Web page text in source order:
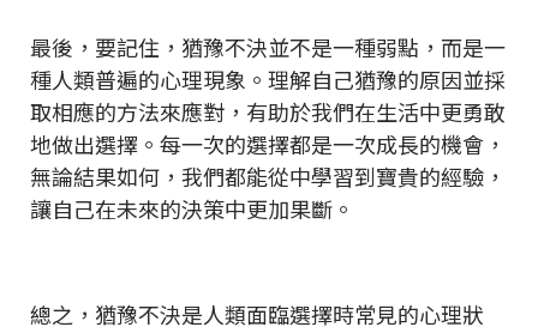
最後，要記住，猶豫不決並不是一種弱點，而是一
種人類普遍的心理現象。理解自己猶豫的原因並採
取相應的方法來應對，有助於我們在生活中更勇敢
地做出選擇。每一次的選擇都是一次成長的機會，
無論結果如何，我們都能從中學習到寶貴的經驗，
讓自己在未來的決策中更加果斷。
總之，猶豫不決是人類面臨選擇時常見的心理狀